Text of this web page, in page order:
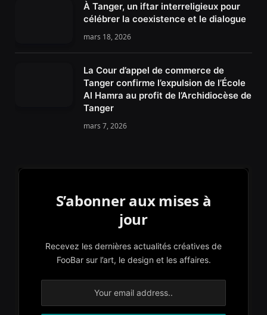
À Tanger, un iftar interreligieux pour
célébrer la coexistence et le dialogue
mars 18, 2026
La Cour d’appel de commerce de
Tanger confirme l’expulsion de l’École
Al Hamra au profit de l’Archidiocèse de
Tanger
mars 7, 2026
S’abonner aux mises à
jour
Recevez les dernières actualités créatives de
FooBar sur l’art, le design et les affaires.